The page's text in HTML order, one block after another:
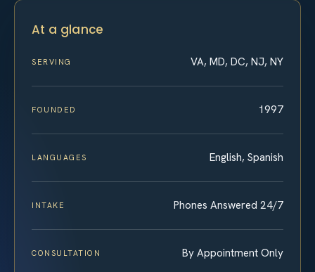
At a glance
SERVING VA, MD, DC, NJ, NY
FOUNDED 1997
LANGUAGES English, Spanish
INTAKE Phones Answered 24/7
CONSULTATION By Appointment Only